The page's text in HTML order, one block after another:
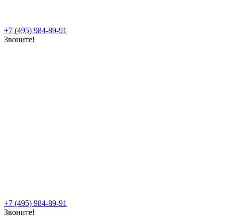
+7 (495) 984-89-91
Звоните!
+7 (495) 984-89-91
Звоните!